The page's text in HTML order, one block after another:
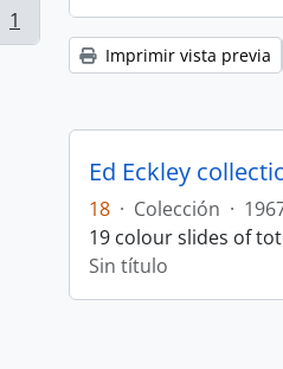
1
Imprimir vista previa
Ed Eckley
18 · Colección ·
19 colour slides of
Sin título